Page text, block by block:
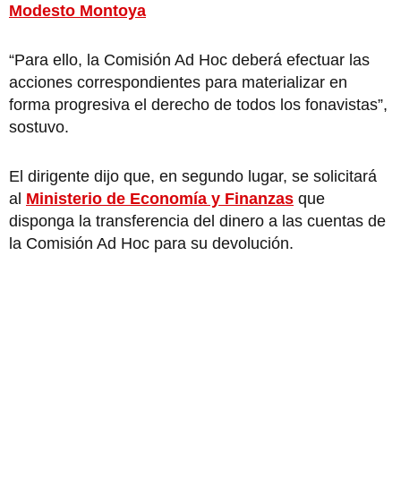
Modesto Montoya
“Para ello, la Comisión Ad Hoc deberá efectuar las
acciones correspondientes para materializar en
forma progresiva el derecho de todos los fonavistas”,
sostuvo.
El dirigente dijo que, en segundo lugar, se solicitará
al Ministerio de Economía y Finanzas que
disponga la transferencia del dinero a las cuentas de
la Comisión Ad Hoc para su devolución.